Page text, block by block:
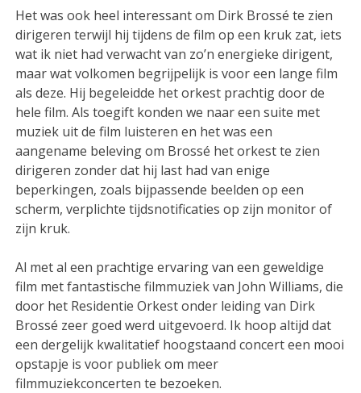
Het was ook heel interessant om Dirk Brossé te zien
dirigeren terwijl hij tijdens de film op een kruk zat, iets
wat ik niet had verwacht van zo’n energieke dirigent,
maar wat volkomen begrijpelijk is voor een lange film
als deze. Hij begeleidde het orkest prachtig door de
hele film. Als toegift konden we naar een suite met
muziek uit de film luisteren en het was een
aangename beleving om Brossé het orkest te zien
dirigeren zonder dat hij last had van enige
beperkingen, zoals bijpassende beelden op een
scherm, verplichte tijdsnotificaties op zijn monitor of
zijn kruk.
Al met al een prachtige ervaring van een geweldige
film met fantastische filmmuziek van John Williams, die
door het Residentie Orkest onder leiding van Dirk
Brossé zeer goed werd uitgevoerd. Ik hoop altijd dat
een dergelijk kwalitatief hoogstaand concert een mooi
opstapje is voor publiek om meer
filmmuziekconcerten te bezoeken.